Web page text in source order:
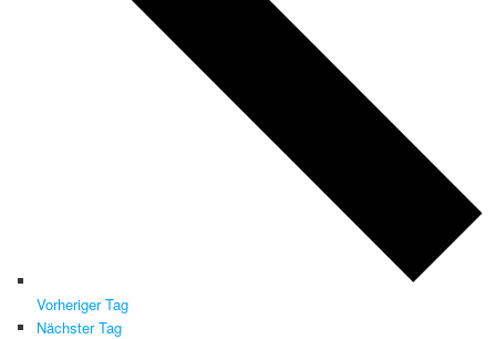
Vorheriger Tag
Nächster Tag